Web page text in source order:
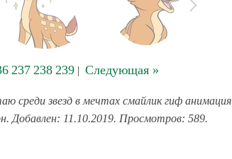
237 238 239| Следующая »
среди звезд в мечтах смайлик гиф анимация
Добавлен: 11.10.2019. Просмотров: 589.